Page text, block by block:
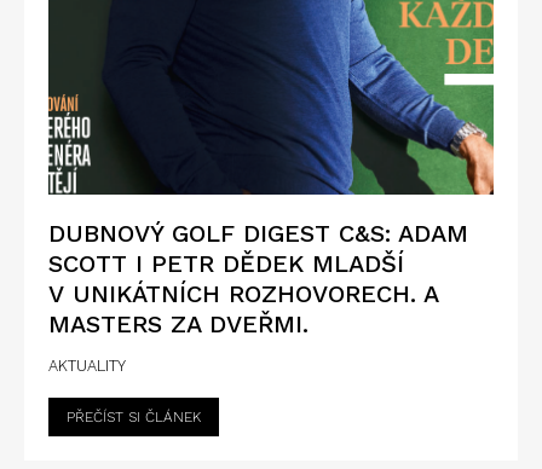
DUBNOVÝ GOLF DIGEST C&S: ADAM
SCOTT I PETR DĚDEK MLADŠÍ
V UNIKÁTNÍCH ROZHOVORECH. A
MASTERS ZA DVEŘMI.
AKTUALITY
PŘEČÍST SI ČLÁNEK